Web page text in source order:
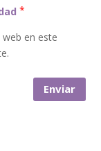
*
en este